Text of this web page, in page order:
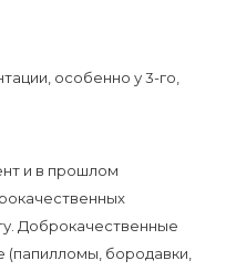
особенно у 3-го,
и в прошлом
Доброкачественные
бородавки,